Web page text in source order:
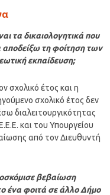
τα δικαιολογητικά που
αποδείξω τη φοίτηση των
εκπαίδευση;
σχολικό έτος και η
σχολικό έτος δεν
διαλειτουργικότητας
και του Υπουργείου
από τον Διευθυντή
βεβαίωση
ένα φοιτά σε άλλο Δήμο